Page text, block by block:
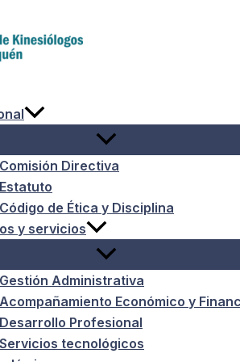
Comisión Directiva
Estatuto
Código de Ética y Disciplina
y servicios
Gestión Administrativa
Acompañamiento Económico y
Desarrollo Profesional
Servicios tecnológicos